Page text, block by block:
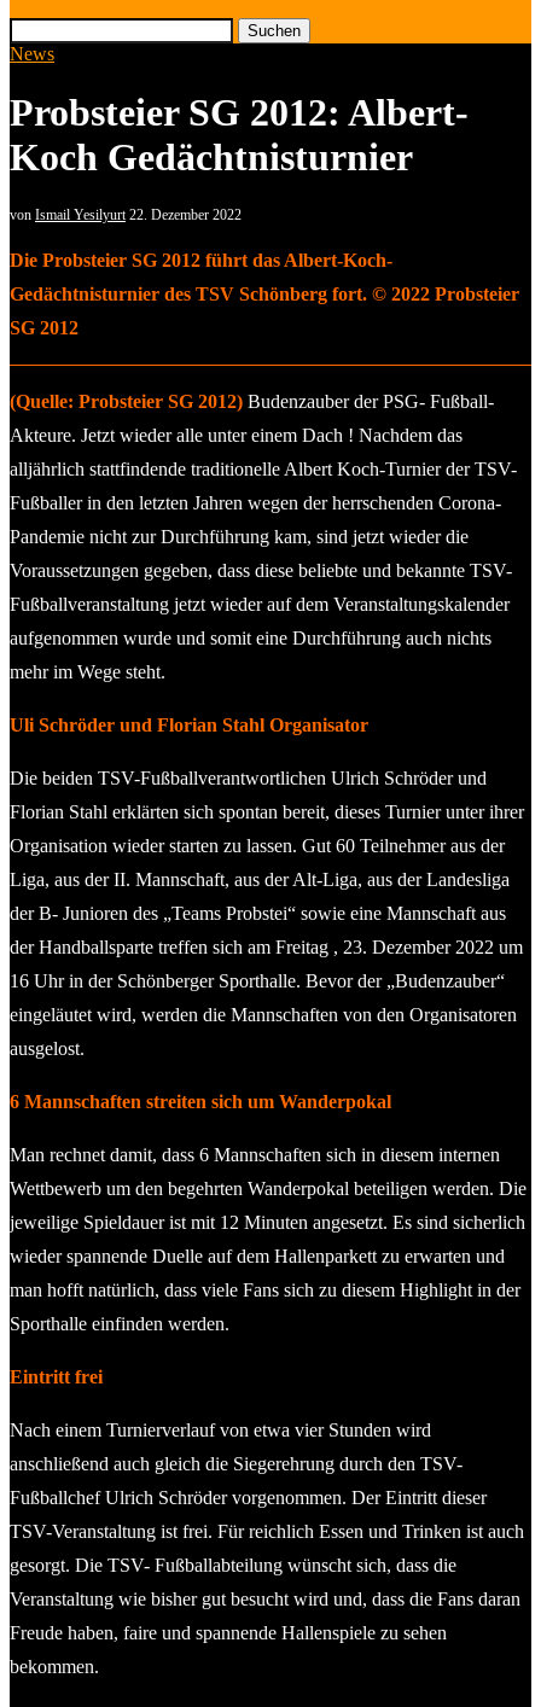
Suchen
News
Probsteier SG 2012: Albert-
Koch Gedächtnisturnier
von Ismail Yesilyurt 22. Dezember 2022
Die Probsteier SG 2012 führt das Albert-Koch-
Gedächtnisturnier des TSV Schönberg fort. © 2022 Probsteier
SG 2012
(Quelle: Probsteier SG 2012) Budenzauber der PSG- Fußball-
Akteure. Jetzt wieder alle unter einem Dach ! Nachdem das
alljährlich stattfindende traditionelle Albert Koch-Turnier der TSV-
Fußballer in den letzten Jahren wegen der herrschenden Corona-
Pandemie nicht zur Durchführung kam, sind jetzt wieder die
Voraussetzungen gegeben, dass diese beliebte und bekannte TSV-
Fußballveranstaltung jetzt wieder auf dem Veranstaltungskalender
aufgenommen wurde und somit eine Durchführung auch nichts
mehr im Wege steht.
Uli Schröder und Florian Stahl Organisator
Die beiden TSV-Fußballverantwortlichen Ulrich Schröder und
Florian Stahl erklärten sich spontan bereit, dieses Turnier unter ihrer
Organisation wieder starten zu lassen. Gut 60 Teilnehmer aus der
Liga, aus der II. Mannschaft, aus der Alt-Liga, aus der Landesliga
der B- Junioren des „Teams Probstei“ sowie eine Mannschaft aus
der Handballsparte treffen sich am Freitag , 23. Dezember 2022 um
16 Uhr in der Schönberger Sporthalle. Bevor der „Budenzauber“
eingeläutet wird, werden die Mannschaften von den Organisatoren
ausgelost.
6 Mannschaften streiten sich um Wanderpokal
Man rechnet damit, dass 6 Mannschaften sich in diesem internen
Wettbewerb um den begehrten Wanderpokal beteiligen werden. Die
jeweilige Spieldauer ist mit 12 Minuten angesetzt. Es sind sicherlich
wieder spannende Duelle auf dem Hallenparkett zu erwarten und
man hofft natürlich, dass viele Fans sich zu diesem Highlight in der
Sporthalle einfinden werden.
Eintritt frei
Nach einem Turnierverlauf von etwa vier Stunden wird
anschließend auch gleich die Siegerehrung durch den TSV-
Fußballchef Ulrich Schröder vorgenommen. Der Eintritt dieser
TSV-Veranstaltung ist frei. Für reichlich Essen und Trinken ist auch
gesorgt. Die TSV- Fußballabteilung wünscht sich, dass die
Veranstaltung wie bisher gut besucht wird und, dass die Fans daran
Freude haben, faire und spannende Hallenspiele zu sehen
bekommen.